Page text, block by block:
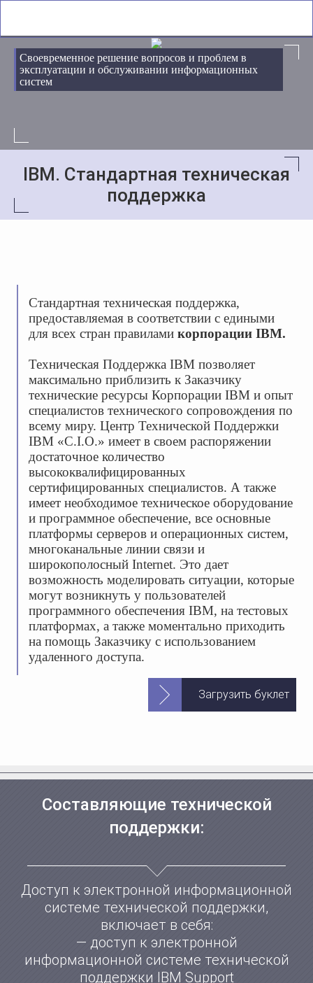
Своевременное решение вопросов и проблем в
эксплуатации и обслуживании информационных
систем
IBM. Стандартная техническая
поддержка
Стандартная техническая поддержка,
предоставляемая в соответствии с едиными
для всех стран правилами корпорации IBM.
Техническая Поддержка IBM позволяет
максимально приблизить к Заказчику
технические ресурсы Корпорации IBM и опыт
специалистов технического сопровождения по
всему миру. Центр Технической Поддержки
IBM «С.І.О.» имеет в своем распоряжении
достаточное количество
высококвалифицированных
сертифицированных специалистов. А также
имеет необходимое техническое оборудование
и программное обеспечение, все основные
платформы серверов и операционных систем,
многоканальные линии связи и
широкополосный Internet. Это дает
возможность моделировать ситуации, которые
могут возникнуть у пользователей
программного обеспечения IBM, на тестовых
платформах, а также моментально приходить
на помощь Заказчику с использованием
удаленного доступа.
Загрузить буклет
Составляющие технической
поддержки:
Доступ к электронной информационной
системе технической поддержки,
включает в себя:
— доступ к электронной
информационной системе технической
поддержки IBM Support